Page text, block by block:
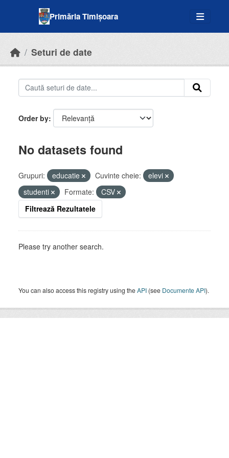
Primăria Timișoara
Seturi de date
Order by
No datasets found
Grupuri: educatie Cuvinte cheie:
elevi
studenti
Formate:
CSV
Filtrează Rezultatele
Please try another search.
You can also access this registry using theAPI (see Documente API).